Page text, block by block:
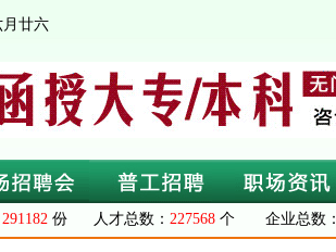
月廿六
291182 份 人才总数： 227568 个 企业总数：